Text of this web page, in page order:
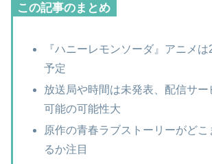
この記事のまとめ
『ハニーレモンソーダ』アニメ
予定
放送局や時間は未発表、配信サ
可能の可能性大
原作の青春ラブストーリーがど
るか注目